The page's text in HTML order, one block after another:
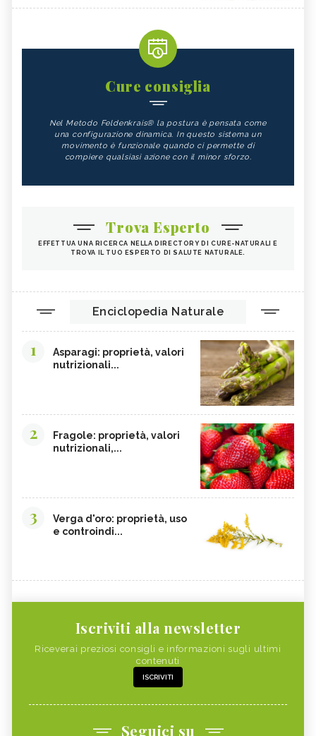
Cure consiglia
Nel Metodo Feldenkrais® la postura è pensata come
una configurazione dinamica. In questo sistema un
movimento è funzionale quando ci permette di
compiere qualsiasi azione con il minor sforzo.
Trova Esperto
EFFETTUA UNA RICERCA NELLA DIRECTORY DI CURE-NATURALI E
TROVA IL TUO ESPERTO DI SALUTE NATURALE.
Enciclopedia Naturale
1
Asparagi: proprietà, valori
nutrizionali...
2
Fragole: proprietà, valori
nutrizionali,...
3
Verga d'oro: proprietà, uso
e controindi...
Iscriviti alla newsletter
Riceverai preziosi consigli e informazioni sugli ultimi
contenuti
ISCRIVITI
Seguici su